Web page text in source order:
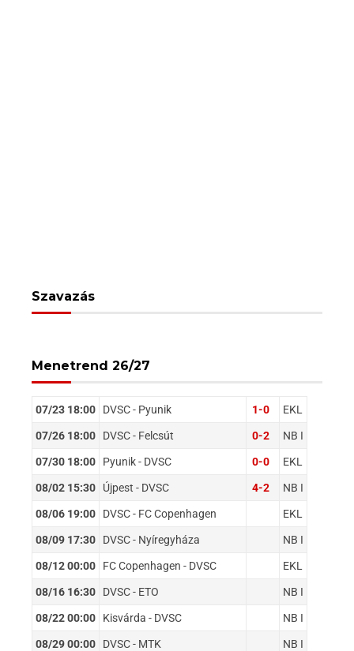
Szavazás
Menetrend 26/27
07/23 18:00 DVSC - Pyunik 1-0 EKL
07/26 18:00 DVSC - Felcsút 0-2 NB I
07/30 18:00 Pyunik - DVSC 0-0 EKL
08/02 15:30 Újpest - DVSC 4-2 NB I
08/06 19:00 DVSC - FC Copenhagen EKL
08/09 17:30 DVSC - Nyíregyháza NB I
08/12 00:00 FC Copenhagen - DVSC EKL
08/16 16:30 DVSC - ETO NB I
08/22 00:00 Kisvárda - DVSC NB I
08/29 00:00 DVSC - MTK NB I